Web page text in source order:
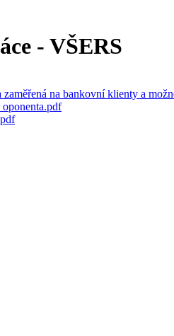
- VŠERS
na bankovní klienty a